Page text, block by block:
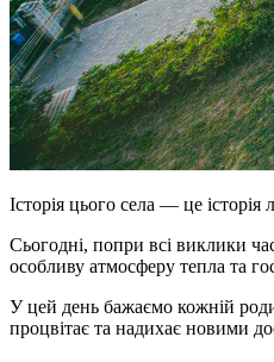
Історія цього села — це
Сьогодні, попри всі виклики
особливу атмосферу тепла та
У цей день бажаємо кожній
процвітає та надихає новими